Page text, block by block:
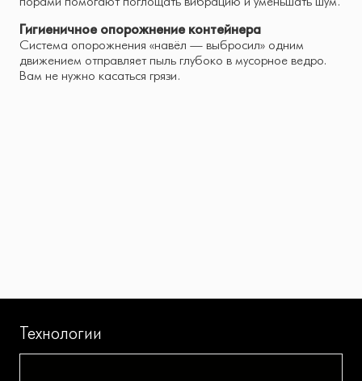
Гигиеничное опорожнение контейнера
Система опорожнения «навёл — выбросил» одним
движением отправляет пыль глубоко в мусорное ведро.
Вам не нужно касаться грязи.
Технологии